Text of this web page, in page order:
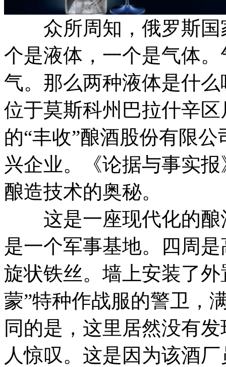
众所周知，俄罗斯国
个是液体，一个是气体
气。那么两种液体是什
位于莫斯科州巴拉什辛
的“丰收”酿酒股份有限
兴企业。《论据与事实
酿造技术的奥秘。
这是一座现代化的酿
是一个军事基地。四周
旋状铁丝。墙上安装了
蒙”特种作战服的警卫，
同的是，这里居然没有
人惊叹。这是因为该酒